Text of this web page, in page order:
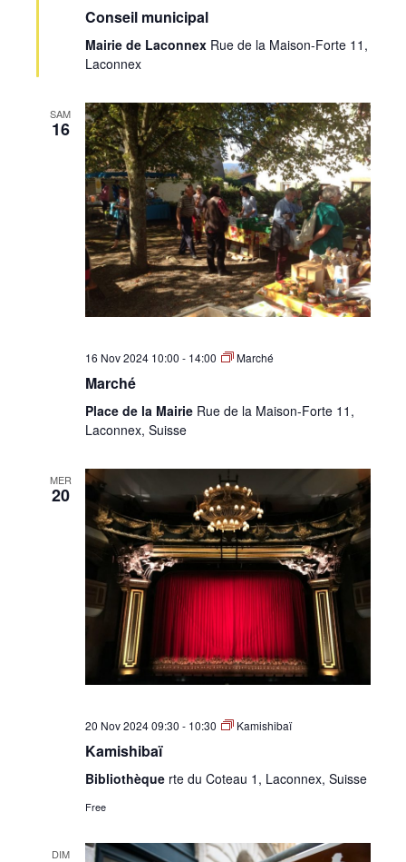
avant
Conseil municipal
Mairie de Laconnex Rue de la Maison-Forte 11,
Laconnex
SAM
16
16 Nov 2024 10:00 - 14:00 Marché
Marché
Place de la Mairie Rue de la Maison-Forte 11,
Laconnex, Suisse
MER
20
20 Nov 2024 09:30 - 10:30 Kamishibaï
Kamishibaï
Bibliothèque rte du Coteau 1, Laconnex, Suisse
Free
DIM